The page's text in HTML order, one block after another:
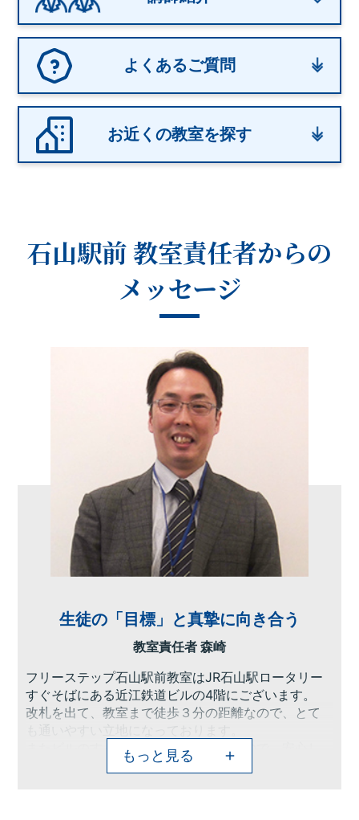
よくあるご質問
お近くの教室を探す
石山駅前 教室責任者からの
メッセージ
生徒の「目標」と真摯に向き合う
教室責任者 森崎
フリーステップ石山駅前教室はJR石山駅ロータリー
すぐそばにある近江鉄道ビルの4階にございます。
改札を出て、教室まで徒歩３分の距離なので、とて
も通いやすい立地になっております。
またビルのすぐ隣に交番もございますので、安心し
て通っていただけます。
もっと見る